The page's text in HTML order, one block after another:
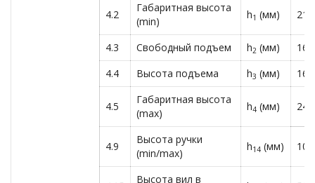
4.2
Габаритная высота
(min)
h1 (мм)
4.3 Свободный подъем h2 (мм)
4.4
Высота подъема h3 (мм)
4.5
Габаритная высота
(max)
h4 (мм)
4.9
Высота ручки
(min/max)
h14 (мм)
Высота вил в